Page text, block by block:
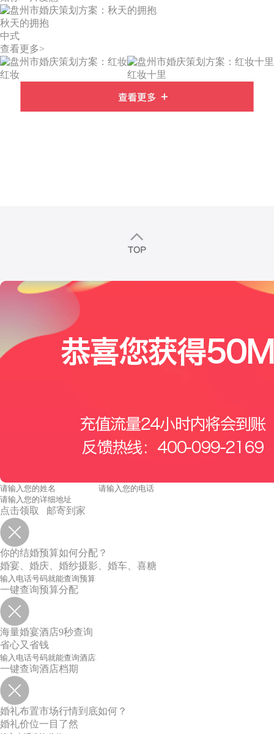
秋天的拥抱
中式
查看更多>
红妆 红妆十里
点击领取 邮寄到家
你的结婚预算如何分配？
婚宴、婚庆、婚纱摄影、婚车、喜糖
一键查询预算分配
海量婚宴酒店9秒查询
省心又省钱
一键查询酒店档期
婚礼布置市场行情到底如何？
婚礼价位一目了然